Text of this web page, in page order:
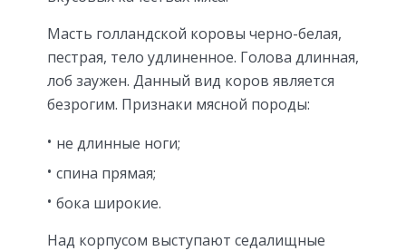
Масть голландской коровы черно-белая,
пестрая, тело удлиненное. Голова длинная,
лоб заужен. Данный вид коров является
безрогим. Признаки мясной породы:
не длинные ноги;
спина прямая;
бока широкие.
Над корпусом выступают седалищные